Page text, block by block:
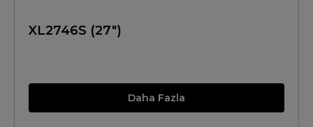
XL2746S (27")
Daha Fazla